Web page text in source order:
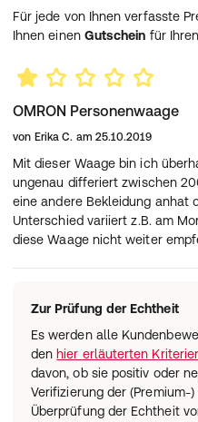
Für jede von Ihnen verfasste
Ihnen einen Gutschein für
OMRON Personenwaage
von Erika C. am 25.10.2019
Mit dieser Waage bin ich
ungenau differiert zwischen
eine andere Bekleidung anhat
Unterschied variiert z.B. am
diese Waage nicht weiter
Zur Prüfung der Echtheit
Es werden alle
den hier erläuterten
davon, ob sie positiv oder
Verifizierung der
Überprüfung der Echtheit